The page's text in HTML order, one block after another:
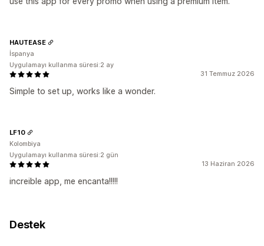
31 Temmuz 2026
Simple to set up, works like a wonder.
HAUTEASE
İspanya
Uygulamayı kullanma süresi:2 ay
13 Haziran 2026
increible app, me encanta!!!!!
LF10
Kolombiya
Uygulamayı kullanma süresi:2 gün
Destek